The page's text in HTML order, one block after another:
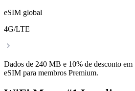
eSIM global
4G/LTE
Dados de 240 MB e 10% de desconto em
eSIM para membros Premium.